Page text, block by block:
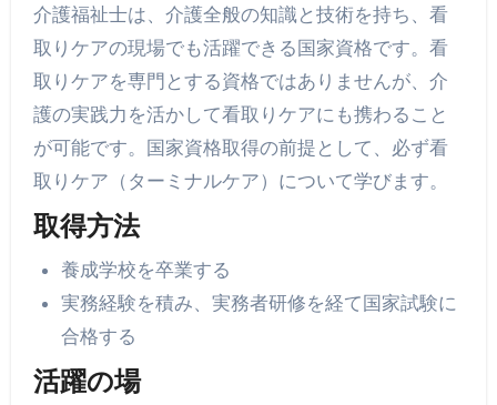
介護福祉士は、介護全般の知識と技術を持ち、看
取りケアの現場でも活躍できる国家資格です。看
取りケアを専門とする資格ではありませんが、介
護の実践力を活かして看取りケアにも携わること
が可能です。国家資格取得の前提として、必ず看
取りケア（ターミナルケア）について学びます。
取得方法
養成学校を卒業する
実務経験を積み、実務者研修を経て国家試験に
合格する
活躍の場